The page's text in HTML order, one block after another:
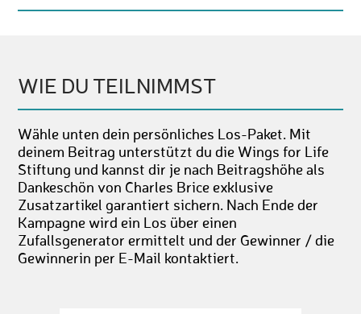
WIE DU TEILNIMMST
Wähle unten dein persönliches Los-Paket. Mit
deinem Beitrag unterstützt du die Wings for Life
Stiftung und kannst dir je nach Beitragshöhe als
Dankeschön von Charles Brice exklusive
Zusatzartikel garantiert sichern. Nach Ende der
Kampagne wird ein Los über einen
Zufallsgenerator ermittelt und der Gewinner / die
Gewinnerin per E-Mail kontaktiert.